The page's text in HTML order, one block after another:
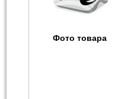
Фото товара